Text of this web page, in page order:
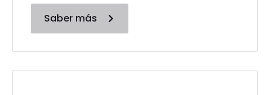
Saber más